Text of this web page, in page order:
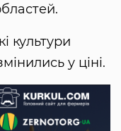
культури
у ціні.